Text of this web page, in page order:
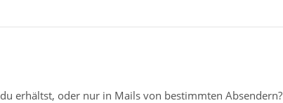
erhältst, oder nur in Mails von bestimmten Absendern?